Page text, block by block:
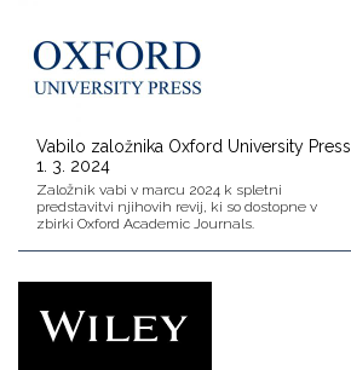
Vabilo založnika Oxford University Press
1. 3. 2024
Založnik vabi v marcu 2024 k spletni
predstavitvi njihovih revij, ki so dostopne v
zbirki Oxford Academic Journals.